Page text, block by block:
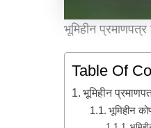
भूमिहीन
Table Of
भूमिहीन
भूमिहीन